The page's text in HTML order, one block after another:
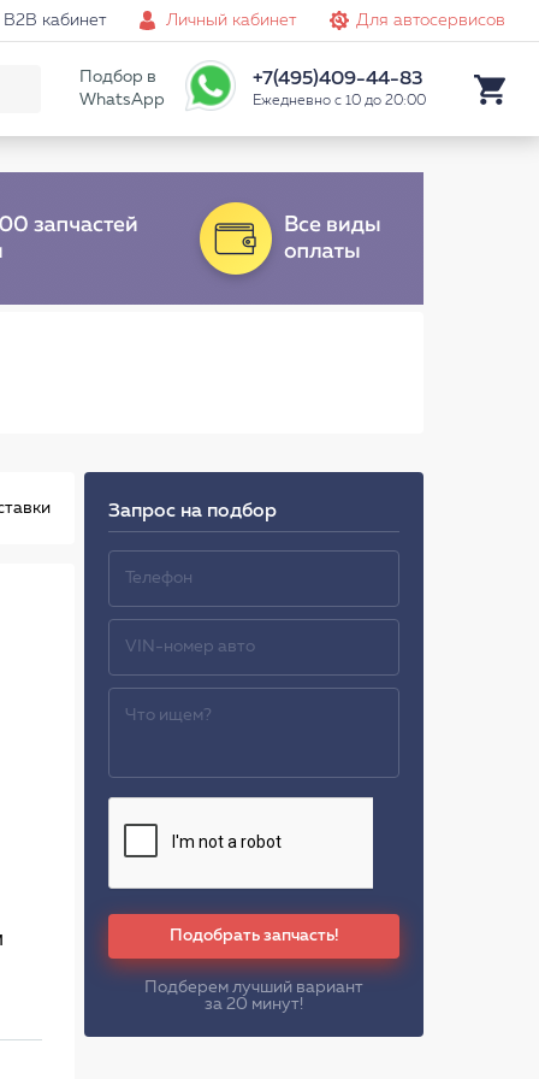
B2B кабинет Личный кабинет Для автосервисов
Подбор в
WhatsApp
+7(495)409-44-83
Ежедневно с 10 до 20:00
Запрос на подбор
Подобрать запчасть!
Подберем лучший вариант
за 20 минут!